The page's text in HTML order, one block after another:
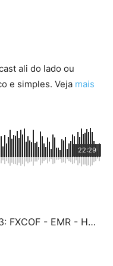
ali do lado ou
e simples. Veja mais
22:29
Papo de Dividendo #23: FXCOF - EMR - HON - CMCSA - AAPL - PX - AUDVF - CSCO - F - UBER